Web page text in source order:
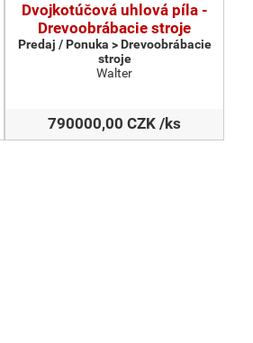
Dvojkotúčová uhlová píla -
Drevoobrábacie stroje
Predaj / Ponuka > Drevoobrábacie
stroje
Walter
790000,00 CZK /ks